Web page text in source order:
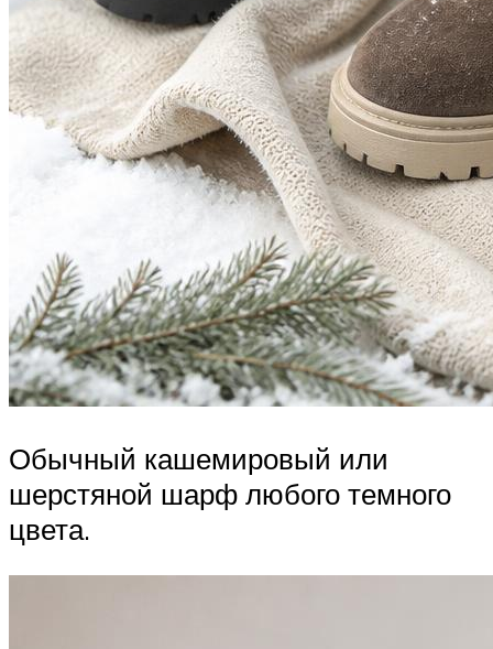
Обычный кашемировый или
шерстяной шарф любого темного
цвета.